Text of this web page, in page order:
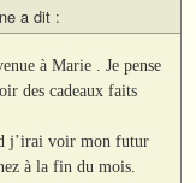
a dit :
à Marie . Je pense
des cadeaux faits
j’irai voir mon futur
à la fin du mois.